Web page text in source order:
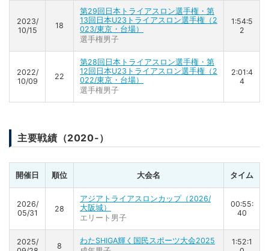
2023/
10/15
18
第29回日本トライアスロン選手権・第
13回日本U23トライアスロン選手権（2
023/東京・台場）
選手権男子
1:54:5
2
2022/
10/09
22
第28回日本トライアスロン選手権・第
12回日本U23トライアスロン選手権（2
022/東京・台場）
選手権男子
2:01:4
4
主要戦績（2020-）
開催日 順位 大会名 タイム
2026/
05/31
28
アジアトライアスロンカップ（2026/
大阪城）
エリート男子
00:55:
40
2025/
8
わたSHIGA輝く国民スポーツ大会2025
1:52:1